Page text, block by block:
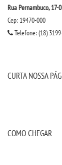
Rua Pernambuco,
Cep: 19470-000
Telefone: (18)
CURTA NOSSA
COMO CHEGAR